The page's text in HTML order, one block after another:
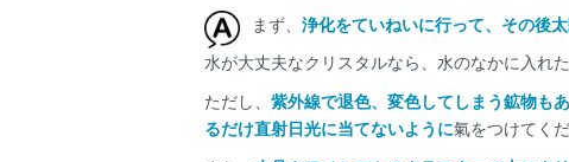
まず、 浄化をていねいに行って、その後
水が大丈夫なクリスタルなら、水のなかに入れ
ただし、 紫外線で退色、変色してしまう鉱物も
るだけ直射日光に当てないように氣をつけてくだ